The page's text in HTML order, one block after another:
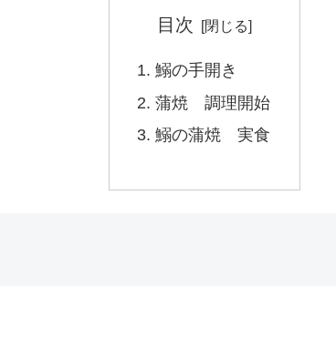
目次
鰯の手開き
蒲焼 調理開始
鰯の蒲焼 実食